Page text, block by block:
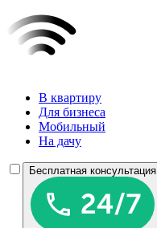
В квартиру
Для бизнеса
Мобильный
На дачу
Бесплатная консультация